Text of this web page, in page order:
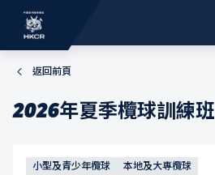
返回前頁
2026年夏季欖球訓練班
小型及青少年欖球 本地及大專欖球